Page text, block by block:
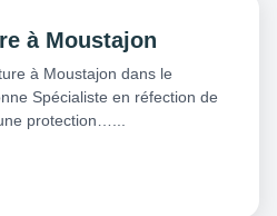
à Moustajon
à Moustajon dans le
Spécialiste en réfection de
protection…...